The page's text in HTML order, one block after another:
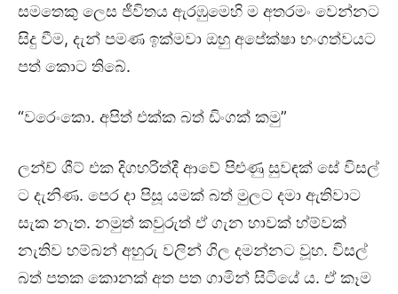
සමතෙකු ලෙස ජීවිතය ඇරඹුමෙහි ම අතරමං වෙන්නට
සිදු වීම, දැන් පමණ ඉක්මවා ඔහු අපේක්ෂා භංගත්වයට
පත් කොට තිබේ.
“වරෙංකො. අපිත් එක්ක බත් ඩිංගක් කමු”
ලන්ච් ශීට් එක දිගහරිත්දී ආවේ පිළුණු සුවඳක් සේ විසල්
ට දැනිණ. පෙර දා පිසූ යමක් බත් මුලට දමා ඇතිවාට
සැක නැත. නමුත් කවුරුත් ඒ ගැන හාවක් හ්ම්වක්
නැතිව හම්බන් අහුරු වලින් ගිල දමන්නට වූහ. විසල්
බත් පතක කොනක් අත පත ගාමින් සිටියේ ය. ඒ කෑම